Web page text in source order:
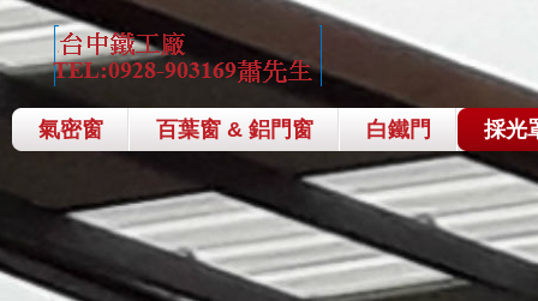
氣密窗 百葉窗 & 鋁門窗 白鐵門 採光